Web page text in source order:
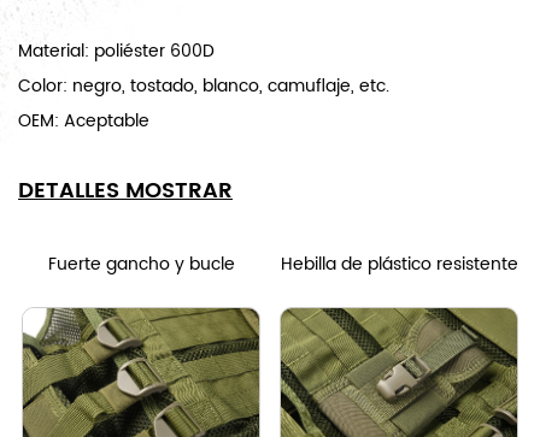
Material: poliéster 600D
Color: negro, tostado, blanco, camuflaje, etc.
OEM: Aceptable
DETALLES MOSTRAR
Fuerte gancho y bucle Hebilla de plástico resistente